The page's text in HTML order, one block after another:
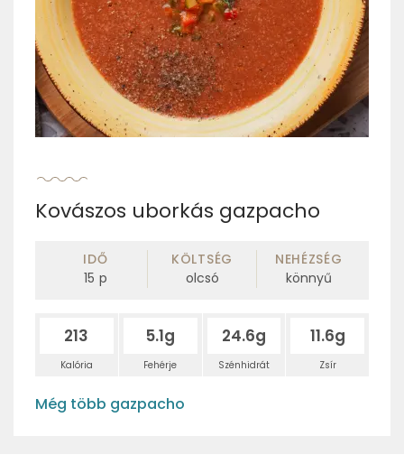
Kovászos uborkás gazpacho
IDŐ
15 p
KÖLTSÉG
olcsó
NEHÉZSÉG
könnyű
213
Kalória
5.1g
Fehérje
24.6g
Szénhidrát
11.6g
Zsír
Még több gazpacho